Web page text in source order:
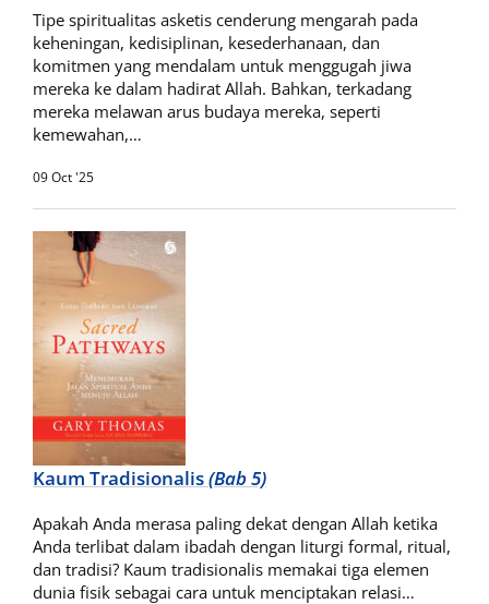
Tipe spiritualitas asketis cenderung mengarah pada
keheningan, kedisiplinan, kesederhanaan, dan
komitmen yang mendalam untuk menggugah jiwa
mereka ke dalam hadirat Allah. Bahkan, terkadang
mereka melawan arus budaya mereka, seperti
kemewahan,…
09 Oct '25
Kaum Tradisionalis(Bab 5)
Apakah Anda merasa paling dekat dengan Allah ketika
Anda terlibat dalam ibadah dengan liturgi formal, ritual,
dan tradisi? Kaum tradisionalis memakai tiga elemen
dunia fisik sebagai cara untuk menciptakan relasi…